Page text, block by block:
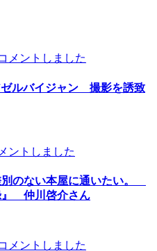
メントしました
ゼルバイジャン 撮影を誘致
ントしました
別のない本屋に通いたい。
』 仲川啓介さん
メントしました